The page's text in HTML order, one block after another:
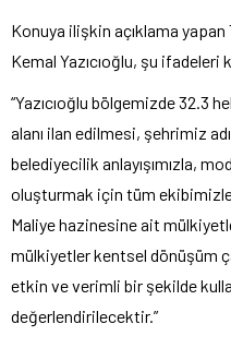
Konuya ilişkin açıklama
Kemal Yazıcıoğlu, şu ifadeleri
“Yazıcıoğlu bölgemizde 32.3
alanı ilan edilmesi, şehrimiz
belediyecilik anlayışımızla,
oluşturmak için tüm
Maliye hazinesine ait
mülkiyetler kentsel dönüşüm
etkin ve verimli bir şekilde
değerlendirilecektir.”